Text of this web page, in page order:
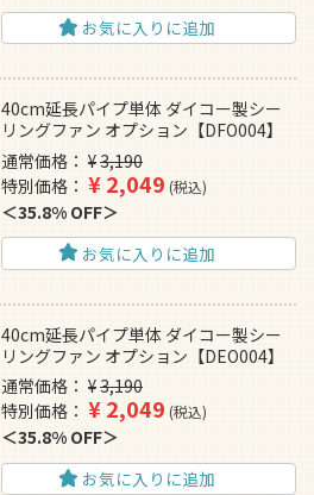
お気に入りに追加
40cm延長パイプ単体 ダイコー製シー
リングファン オプション【DFO004】
通常価格
¥3,190
特別価格
¥2,049 税込
35.8% OFF
お気に入りに追加
40cm延長パイプ単体 ダイコー製シー
リングファン オプション【DEO004】
通常価格
¥3,190
特別価格
¥2,049 税込
35.8% OFF
お気に入りに追加